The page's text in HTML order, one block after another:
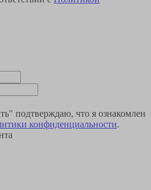
подтверждаю, что я ознакомлен
конфиденциальности.